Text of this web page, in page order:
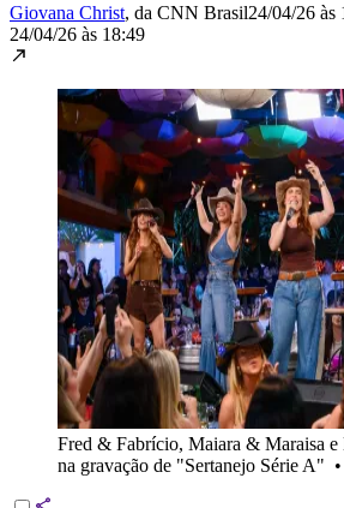
Giovana Christ, da CNN Brasil24/04/26 às
24/04/26 às 18:49
Fred & Fabrício, Maiara & Maraisa e
na gravação de "Sertanejo Série A" •